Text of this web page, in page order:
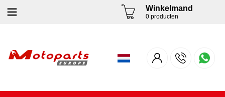
Winkelmand
0 producten